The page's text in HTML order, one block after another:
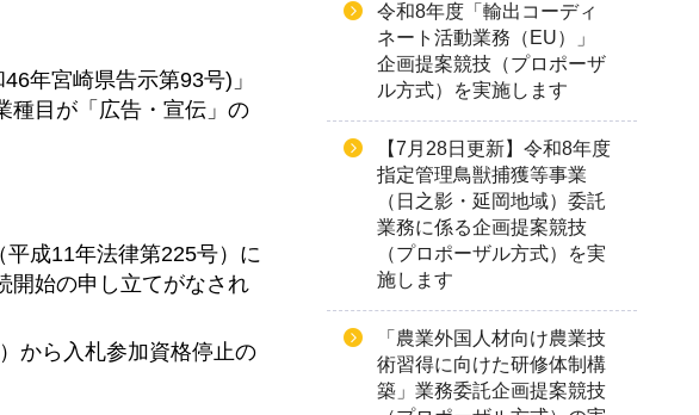
年宮崎県告示第93号)」
種目が「広告・宣伝」の
成11年法律第225号）に
開始の申し立てがなされ
から入札参加資格停止の
令和8年度「輸出コーディ
ネート活動業務（EU）」
企画提案競技（プロポーザ
ル方式）を実施します
【7月28日更新】令和8年度
指定管理鳥獣捕獲等事業
（日之影・延岡地域）委託
業務に係る企画提案競技
（プロポーザル方式）を実
施します
「農業外国人材向け農業技
術習得に向けた研修体制構
築」業務委託企画提案競技